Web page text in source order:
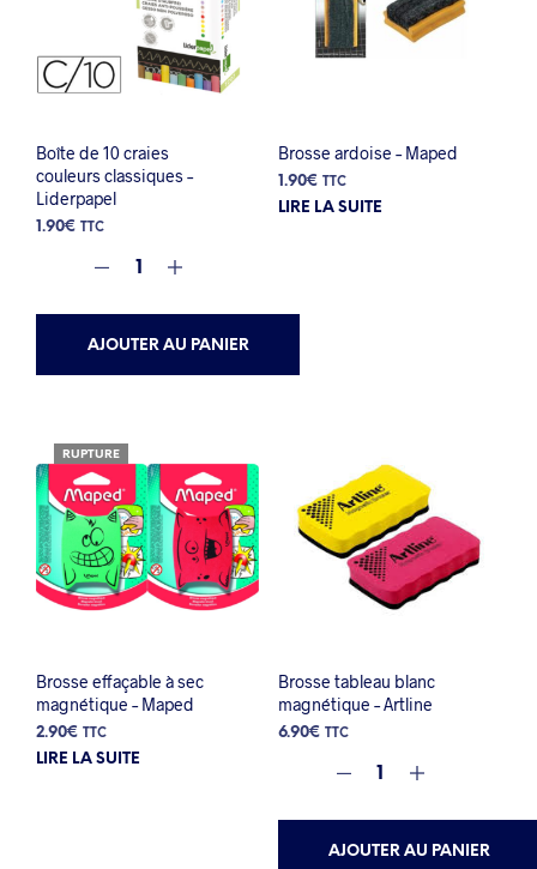
Boîte de 10 craies
couleurs classiques –
Liderpapel
1.90€ TTC
AJOUTER AU PANIER
Brosse ardoise – Maped
1.90€ TTC
LIRE LA SUITE
RUPTURE
Brosse effaçable à sec
magnétique – Maped
2.90€ TTC
LIRE LA SUITE
Brosse tableau blanc
magnétique – Artline
6.90€ TTC
AJOUTER AU PANIER